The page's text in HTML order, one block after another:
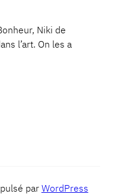
Niki de
l’art. On les a
parWordPress